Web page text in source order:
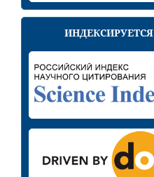
ИНДЕКСИРУЕТСЯ